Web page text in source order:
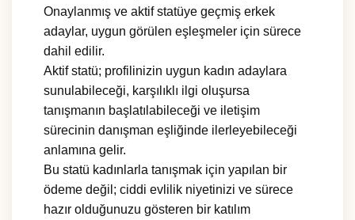
Onaylanmış ve aktif statüye geçmiş erkek
adaylar, uygun görülen eşleşmeler için sürece
dahil edilir.
Aktif statü; profilinizin uygun kadın adaylara
sunulabileceği, karşılıklı ilgi oluşursa
tanışmanın başlatılabileceği ve iletişim
sürecinin danışman eşliğinde ilerleyebileceği
anlamına gelir.
Bu statü kadınlarla tanışmak için yapılan bir
ödeme değil; ciddi evlilik niyetinizi ve sürece
hazır olduğunuzu gösteren bir katılım